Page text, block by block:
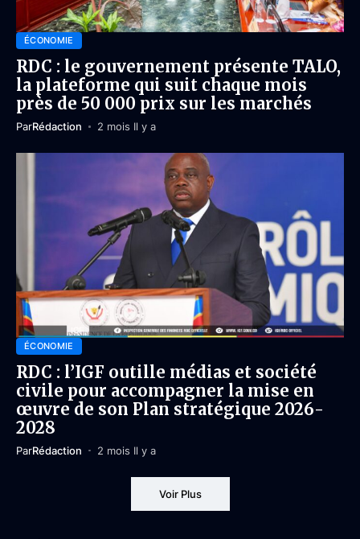
ÉCONOMIE
RDC : le gouvernement présente TALO,
la plateforme qui suit chaque mois
près de 50 000 prix sur les marchés
ParRédaction 2 mois Il y a
ÉCONOMIE
RDC : l’IGF outille médias et société
civile pour accompagner la mise en
œuvre de son Plan stratégique 2026-
2028
ParRédaction 2 mois Il y a
Voir Plus